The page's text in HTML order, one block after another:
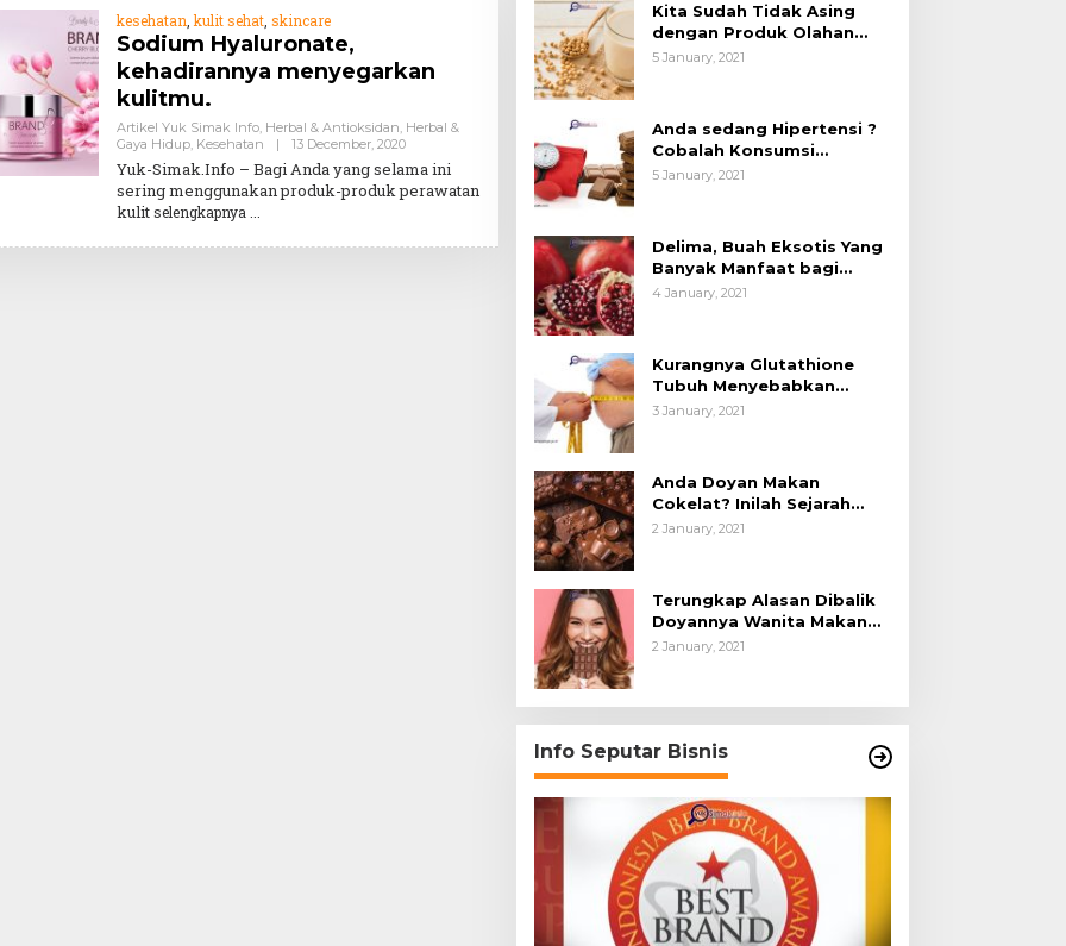
kesehatan,kulit sehat, skincare
Sodium Hyaluronate,
kehadirannya menyegarkan
kulitmu.
Artikel Yuk Simak Info, Herbal & Antioksidan, Herbal &
Gaya Hidup, Kesehatan | 13 December, 2020By
August
Yuk-Simak.Info – Bagi Anda yang selama ini
sering menggunakan produk-produk perawatan
kulitselengkapnya
Kita Sudah Tidak Asing
dengan Produk Olahan
Kedelai, Tapi Sudah Tahu
5 January, 2021
Anda sedang Hipertensi ?
Cobalah Konsumsi
Cokelat.
5 January, 2021
Delima, Buah Eksotis Yang
Banyak Manfaat bagi
Tubuh
4 January, 2021
Kurangnya Glutathione
Tubuh Menyebabkan
Obesitas
3 January, 2021
Anda Doyan Makan
Cokelat? Inilah Sejarah
Awalnya Cokelat di Dunia
2 January, 2021
Terungkap Alasan Dibalik
Doyannya Wanita Makan
Cokelat
2 January, 2021
Info Seputar Bisnis